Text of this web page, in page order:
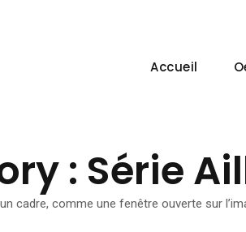
Accueil
: Série
cadre, comme une fenêtre ouverte sur